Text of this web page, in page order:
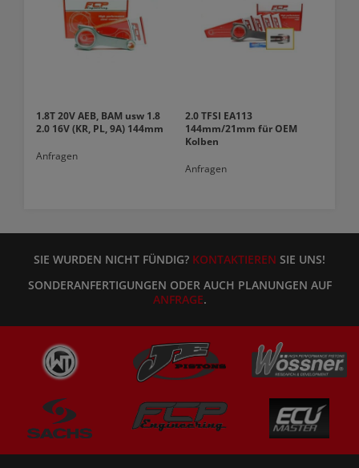
1.8T 20V AEB, BAM usw 1.8
2.0 16V (KR, PL, 9A) 144mm
Anfragen
2.0 TFSI EA113
144mm/21mm für OEM
Kolben
Anfragen
SIE WURDEN NICHT FÜNDIG? KONTAKTIEREN SIE UNS!
SONDERANFERTIGUNGEN ODER AUCH PLANUNGEN AUF
ANFRAGE.